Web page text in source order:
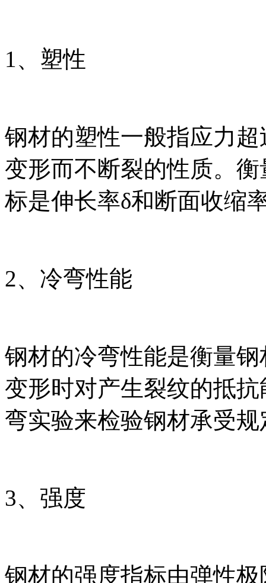
1、塑性
钢材的塑性一般指应力
变形而不断裂的性质。
标是伸长率δ和断面收缩
2、冷弯性能
钢材的冷弯性能是衡量
变形时对产生裂纹的抵
弯实验来检验钢材承受
3、强度
钢材的强度指标由弹性